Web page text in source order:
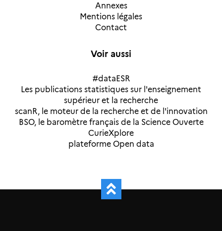
Annexes
Mentions légales
Contact
Voir aussi
#dataESR
Les publications statistiques sur l'enseignement
supérieur et la recherche
scanR, le moteur de la recherche et de l'innovation
BSO, le baromètre français de la Science Ouverte
CurieXplore
plateforme Open data